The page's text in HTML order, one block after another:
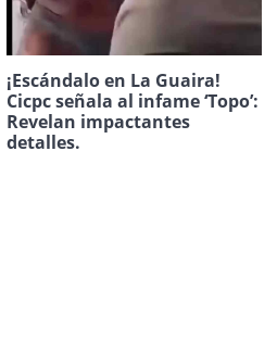
¡Escándalo en La Guaira!
Cicpc señala al infame ‘Topo’:
Revelan impactantes
detalles.